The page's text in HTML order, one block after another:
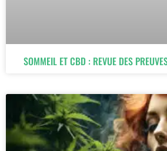
SOMMEIL ET CBD : REVUE DES